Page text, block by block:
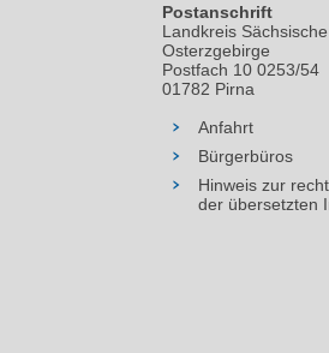
Postanschrift
Landkreis
Osterzgebirge
Postfach 10 0253/54
01782 Pirna
Anfahrt
Bürgerbüros
Hinweis zur
der übersetzten